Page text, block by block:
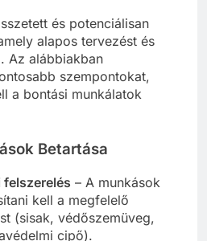
és potenciálisan
alapos tervezést és
Az alábbiakban
szempontokat,
a bontási munkálatok
Betartása
felszerelés – A munkások
kell a megfelelő
(sisak, védőszemüveg,
cipő).